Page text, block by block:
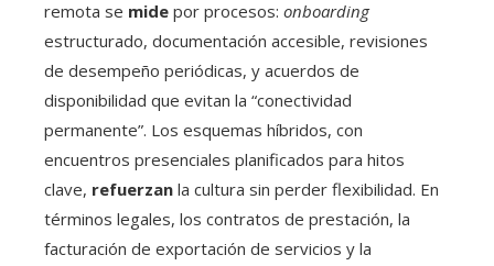
remota se mide por procesos: onboarding
estructurado, documentación accesible, revisiones
de desempeño periódicas, y acuerdos de
disponibilidad que evitan la “conectividad
permanente”. Los esquemas híbridos, con
encuentros presenciales planificados para hitos
clave, refuerzan la cultura sin perder flexibilidad. En
términos legales, los contratos de prestación, la
facturación de exportación de servicios y la